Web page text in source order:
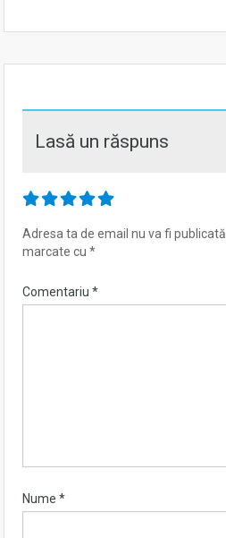
Lasă un răspuns
Adresa ta de email nu va fi publicată.
marcate cu *
Comentariu *
Nume *